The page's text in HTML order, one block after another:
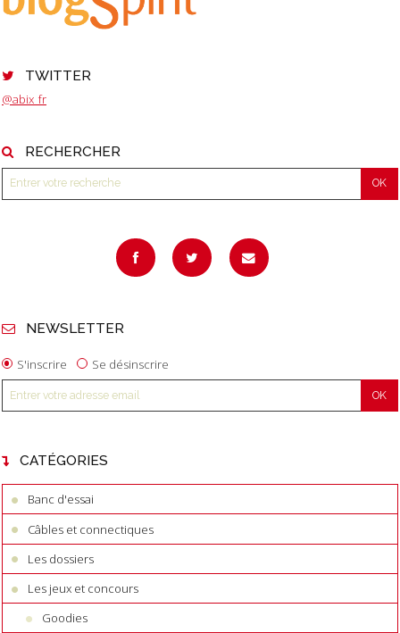
TWITTER
@abix_fr
RECHERCHER
NEWSLETTER
S'inscrire Se désinscrire
CATÉGORIES
Banc d'essai
Câbles et connectiques
Les dossiers
Les jeux et concours
Goodies